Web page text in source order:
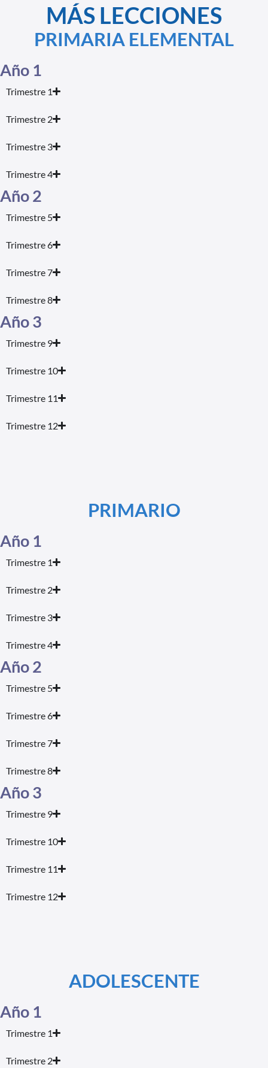
MÁS LECCIONES
PRIMARIA ELEMENTAL
Año 1
Trimestre 1
Trimestre 2
Trimestre 3
Trimestre 4
Año 2
Trimestre 5
Trimestre 6
Trimestre 7
Trimestre 8
Año 3
Trimestre 9
Trimestre 10
Trimestre 11
Trimestre 12
PRIMARIO
Año 1
Trimestre 1
Trimestre 2
Trimestre 3
Trimestre 4
Año 2
Trimestre 5
Trimestre 6
Trimestre 7
Trimestre 8
Año 3
Trimestre 9
Trimestre 10
Trimestre 11
Trimestre 12
ADOLESCENTE
Año 1
Trimestre 1
Trimestre 2